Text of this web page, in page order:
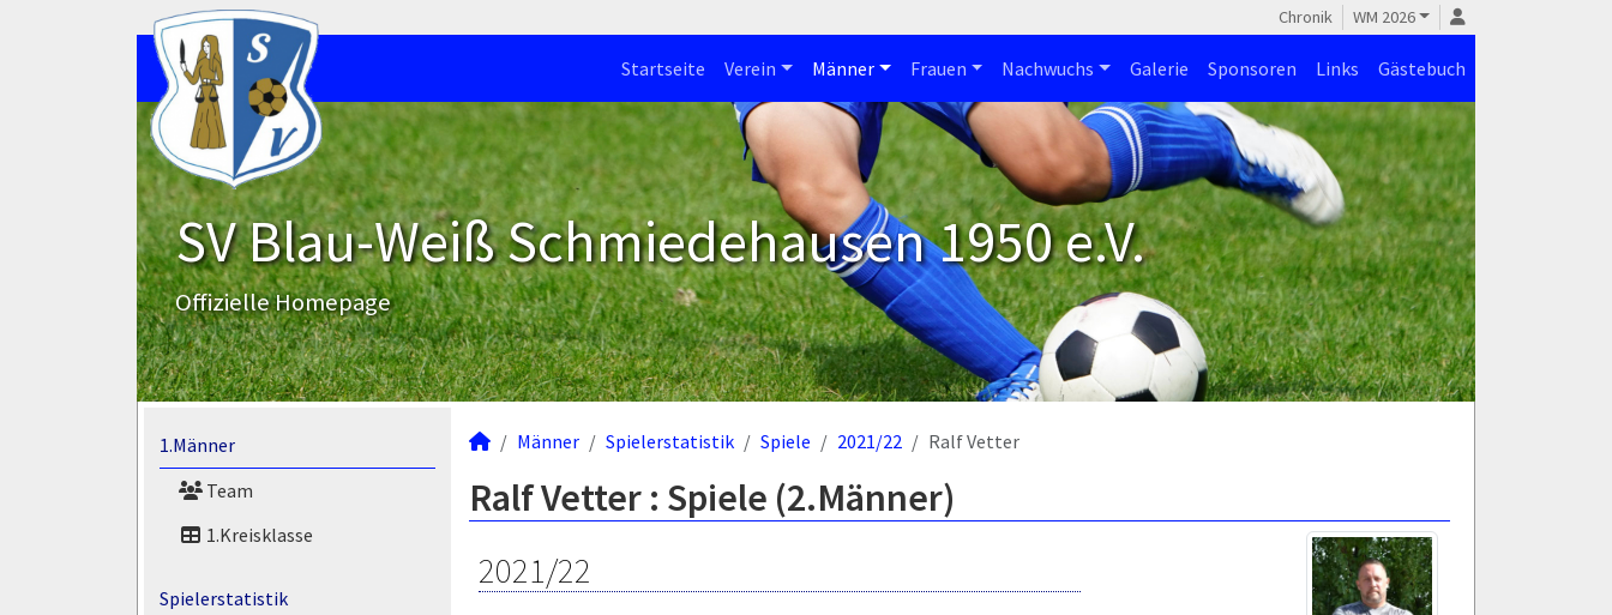
Chronik WM 2026
Startseite Verein Männer Frauen Nachwuchs Galerie Sponsoren Links Gästebuch
SV Blau-Weiß Schmiedehausen 1950 e.V.
Offizielle Homepage
1.Männer
Team
1.Kreisklasse
Spielerstatistik
Männer Spielerstatistik Spiele 2021/22 Ralf Vetter
Ralf Vetter : Spiele (2.Männer)
2021/22